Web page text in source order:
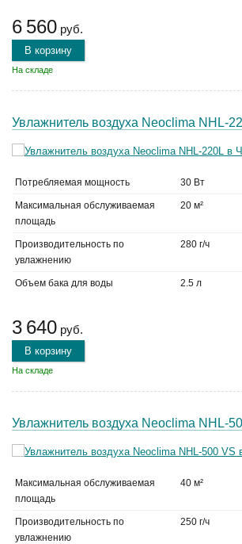
6 560 руб.
В корзину
На складе
Увлажнитель воздуха Neoclima NHL-
Потребляемая мощность 30 Вт
Максимальная обслуживаемая
площадь
20 м²
Производительность по
увлажнению
280 г/ч
Объем бака для воды 2.5 л
3 640 руб.
В корзину
На складе
Увлажнитель воздуха Neoclima NHL-
Максимальная обслуживаемая
площадь
40 м²
Производительность по
увлажнению
250 г/ч